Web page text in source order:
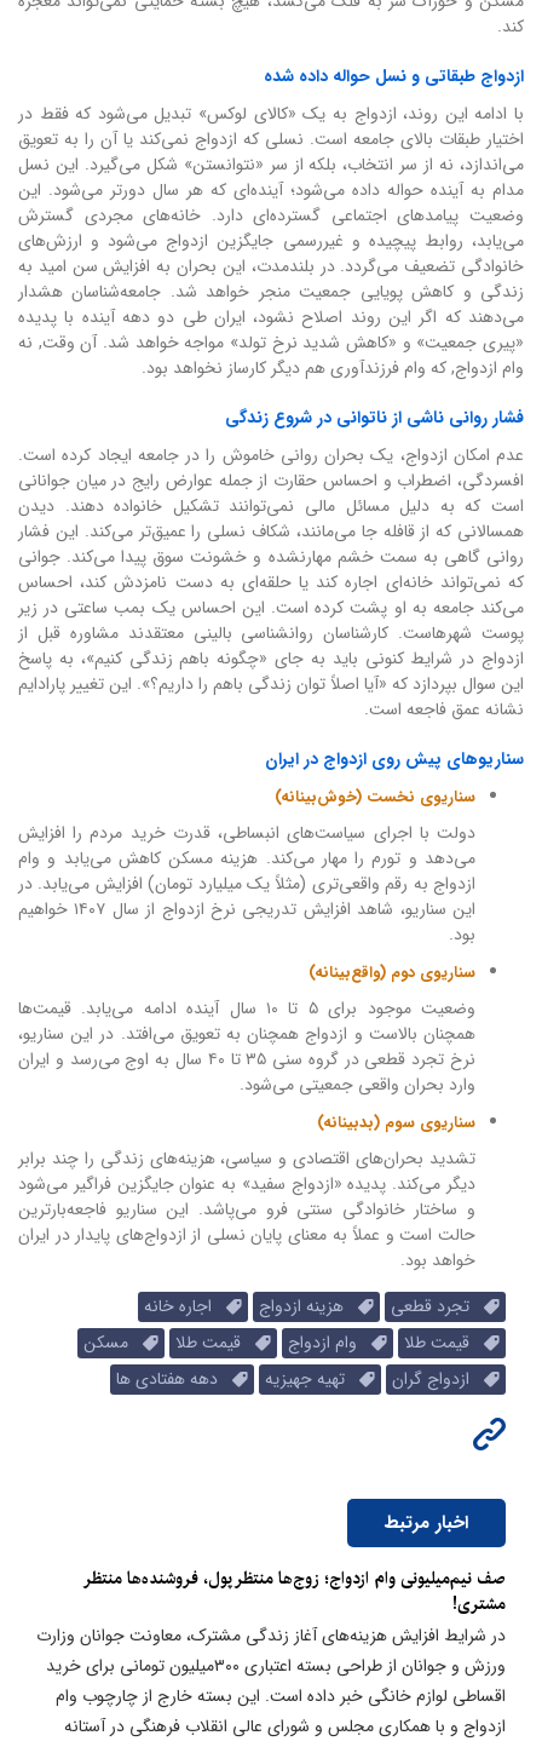
کند.
ازدواج طبقاتی و نسل حواله داده شده
با ادامه این روند، ازدواج به یک «کالای لوکس» تبدیل می‌شود که فقط در
اختیار طبقات بالای جامعه است. نسلی که ازدواج نمی‌کند یا آن را به تعویق
می‌اندازد، نه از سر انتخاب، بلکه از سر «نتوانستن» شکل می‌گیرد. این نسل
مدام به آینده حواله داده می‌شود؛ آینده‌ای که هر سال دورتر می‌شود. این
وضعیت پیامدهای اجتماعی گسترده‌ای دارد. خانه‌های مجردی گسترش
می‌یابد، روابط پیچیده و غیررسمی جایگزین ازدواج می‌شود و ارزش‌های
خانوادگی تضعیف می‌گردد. در بلندمدت، این بحران به افزایش سن امید به
زندگی و کاهش پویایی جمعیت منجر خواهد شد. جامعه‌شناسان هشدار
می‌دهند که اگر این روند اصلاح نشود، ایران طی دو دهه آینده با پدیده
«پیری جمعیت» و «کاهش شدید نرخ تولد» مواجه خواهد شد. آن وقت, نه
وام ازدواج, که وام فرزندآوری هم دیگر کارساز نخواهد بود.
فشار روانی ناشی از ناتوانی در شروع زندگی
عدم امکان ازدواج، یک بحران روانی خاموش را در جامعه ایجاد کرده است.
افسردگی، اضطراب و احساس حقارت از جمله عوارض رایج در میان جوانانی
است که به دلیل مسائل مالی نمی‌توانند تشکیل خانواده دهند. دیدن
همسالانی که از قافله جا می‌مانند، شکاف نسلی را عمیق‌تر می‌کند. این فشار
روانی گاهی به سمت خشم مهارنشده و خشونت سوق پیدا می‌کند. جوانی
که نمی‌تواند خانه‌ای اجاره کند یا حلقه‌ای به دست نامزدش کند، احساس
می‌کند جامعه به او پشت کرده است. این احساس یک بمب ساعتی در زیر
پوست شهرهاست. کارشناسان روانشناسی بالینی معتقدند مشاوره قبل از
ازدواج در شرایط کنونی باید به جای «چگونه باهم زندگی کنیم»، به پاسخ
این سوال بپردازد که «آیا اصلاً توان زندگی باهم را داریم؟». این تغییر پارادایم
نشانه عمق فاجعه است.
سناریوهای پیش روی ازدواج در ایران
سناریوی نخست (خوش‌بینانه)
دولت با اجرای سیاست‌های انبساطی، قدرت خرید مردم را افزایش
می‌دهد و تورم را مهار می‌کند. هزینه مسکن کاهش می‌یابد و وام
ازدواج به رقم واقعی‌تری (مثلاً یک میلیارد تومان) افزایش می‌یابد. در
این سناریو، شاهد افزایش تدریجی نرخ ازدواج از سال ۱۴۰۷ خواهیم
بود.
سناریوی دوم (واقع‌بینانه)
وضعیت موجود برای ۵ تا ۱۰ سال آینده ادامه می‌یابد. قیمت‌ها
همچنان بالاست و ازدواج همچنان به تعویق می‌افتد. در این سناریو،
نرخ تجرد قطعی در گروه سنی ۳۵ تا ۴۰ سال به اوج می‌رسد و ایران
وارد بحران واقعی جمعیتی می‌شود.
سناریوی سوم (بدبینانه)
تشدید بحران‌های اقتصادی و سیاسی، هزینه‌های زندگی را چند برابر
دیگر می‌کند. پدیده «ازدواج سفید» به عنوان جایگزین فراگیر می‌شود
و ساختار خانوادگی سنتی فرو می‌پاشد. این سناریو فاجعه‌بارترین
حالت است و عملاً به معنای پایان نسلی از ازدواج‌های پایدار در ایران
خواهد بود.
تجرد قطعی
هزینه ازدواج
اجاره خانه
قیمت طلا
وام ازدواج قیمت طلا
مسکن
ازدواج گران
تهیه جهیزیه دهه هفتادی ها
اخبار مرتبط
صف نیم‌میلیونی وام ازدواج؛ زوج‌ها منتظر پول، فروشنده‌ها منتظر
مشتری!
در شرایط افزایش هزینه‌های آغاز زندگی مشترک، معاونت جوانان وزارت
ورزش و جوانان از طراحی بسته اعتباری ۳۰۰میلیون تومانی برای خرید
اقساطی لوازم خانگی خبر داده است. این بسته خارج از چارچوب وام
ازدواج و با همکاری مجلس و شورای عالی انقلاب فرهنگی در آستانه